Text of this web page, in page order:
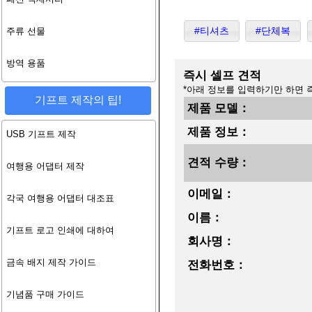
주류 선물
방역 용품
기프트 제작의 팁!
USB 기프트 제작
여행용 어댑터 제작
각국 여행용 어댑터 대조표
기프트 로고 인쇄에 대하여
금속 배지 제작 가이드
기념품 구매 가이드
#티셔츠 #단체복
즉시 셀프 견적
*아래 정보를 입력하기만 하면
제품 모델：
제품 정보：
견적 수량：
이메일：
이름：
회사명：
전화번호：